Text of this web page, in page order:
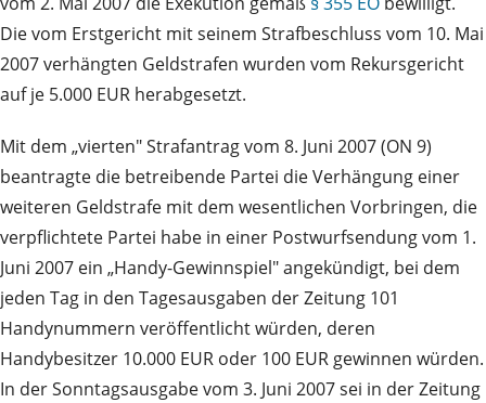
Die vom Erstgericht mit seinem Strafbeschluss vom 10. Mai
2007 verhängten Geldstrafen wurden vom Rekursgericht
auf je 5.000 EUR herabgesetzt.
Mit dem „vierten" Strafantrag vom 8. Juni 2007 (ON 9)
beantragte die betreibende Partei die Verhängung einer
weiteren Geldstrafe mit dem wesentlichen Vorbringen, die
verpflichtete Partei habe in einer Postwurfsendung vom 1.
Juni 2007 ein „Handy-Gewinnspiel" angekündigt, bei dem
jeden Tag in den Tagesausgaben der Zeitung 101
Handynummern veröffentlicht würden, deren
Handybesitzer 10.000 EUR oder 100 EUR gewinnen würden.
In der Sonntagsausgabe vom 3. Juni 2007 sei in der Zeitung